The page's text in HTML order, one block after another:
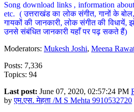
Song download links , information
etc. ( उत्तराखंड का लोक संगीत, गानों के
गायकों की जानकारी, लोक संगीत की विधायें,
उनसे संबंधित जानकारी यहाँ पर पढ़ सकते हैं)
Moderators: Mukesh Joshi, Meena
Posts: 7,336
Topics: 94
Last post: June 07, 2020, 02:57:24 PM
byएम.एस. मेहता /M S Mehta 9910532720